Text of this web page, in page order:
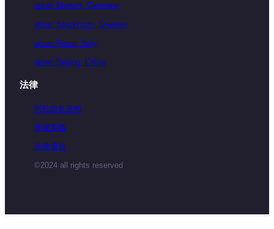
atsec Munich, Germany
atsec Stockholm, Sweden
atsec Rome, Italy
atsec Beijing, China
法律
网站隐私策略
环境策略
法律通告
©2024 all rights reserved